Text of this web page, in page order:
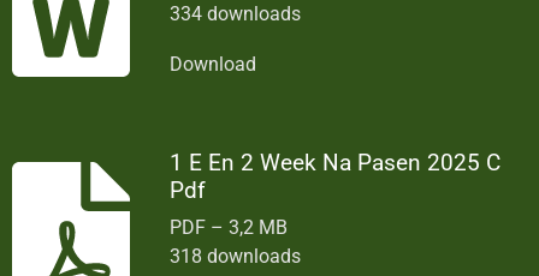
334 downloads
Download
1 E En 2 Week Na Pasen 2025 C
Pdf
PDF – 3,2 MB
318 downloads